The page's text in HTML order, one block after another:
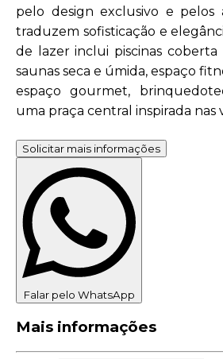
pelo design exclusivo e pelos
traduzem sofisticação e
de lazer inclui piscinas coberta
saunas seca e úmida, espaço
espaço gourmet,
uma praça central inspirada nas
Solicitar mais informações
Falar pelo WhatsApp
Mais informações